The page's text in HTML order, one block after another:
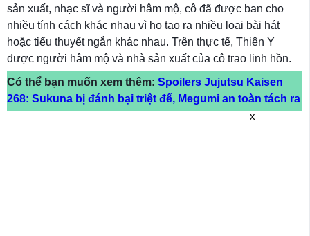
sản xuất, nhạc sĩ và người hâm mộ, cô đã được ban cho
nhiều tính cách khác nhau vì họ tạo ra nhiều loại bài hát
hoặc tiểu thuyết ngắn khác nhau. Trên thực tế, Thiên Y
được người hâm mộ và nhà sản xuất của cô trao linh hồn.
Có thể bạn muốn xem thêm: Spoilers Jujutsu Kaisen
268: Sukuna bị đánh bại triệt để, Megumi an toàn tách ra
X